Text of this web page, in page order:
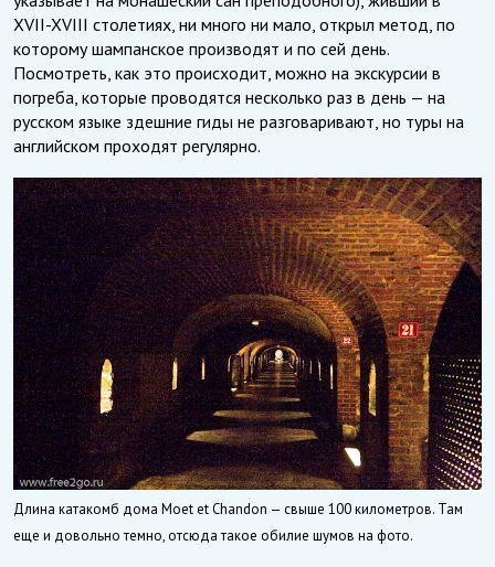
XVII-XVIII столетиях, ни много ни мало, открыл метод, по
которому шампанское производят и по сей день.
Посмотреть, как это происходит, можно на экскурсии в
погреба, которые проводятся несколько раз в день — на
русском языке здешние гиды не разговаривают, но туры на
английском проходят регулярно.
Длина катакомб дома Moet et Chandon — свыше 100 километров. Там
еще и довольно темно, отсюда такое обилие шумов на фото.